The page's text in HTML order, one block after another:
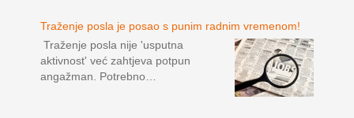
Traženje posla je posao s punim radnim vremenom!
Traženje posla nije 'usputna
aktivnost' već zahtjeva potpun
angažman. Potrebno…